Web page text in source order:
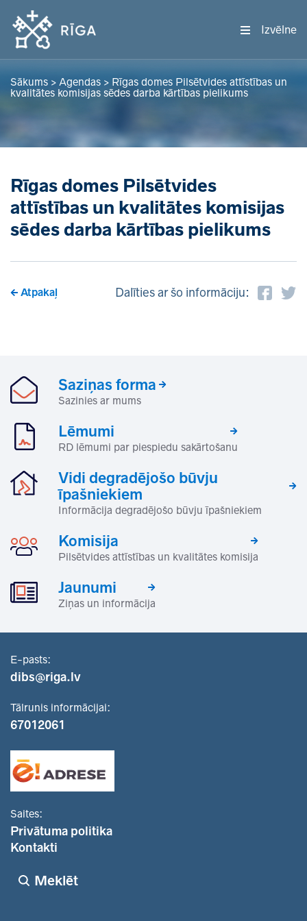
Izvēlne
Sākums > Agendas > Rīgas domes Pilsētvides attīstības un
kvalitātes komisijas sēdes darba kārtības pielikums
Rīgas domes Pilsētvides
attīstības un kvalitātes komisijas
sēdes darba kārtības pielikums
Atpakaļ Dalīties ar šo informāciju:
Saziņas forma
Sazinies ar mums
Lēmumi
RD lēmumi par piespiedu sakārtošanu
Vidi degradējošo būvju
īpašniekiem
Informācija degradējošo būvju īpašniekiem
Komisija
Pilsētvides attīstības un kvalitātes komisija
Jaunumi
Ziņas un informācija
E-pasts:
dibs@riga.lv
Tālrunis informācijai:
67012061
Saites:
Privātuma politika
Kontakti
Meklēt